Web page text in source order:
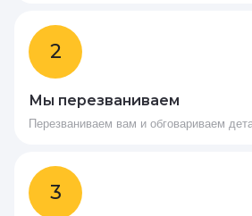
2
Мы перезваниваем
Перезваниваем вам и обговариваем
3